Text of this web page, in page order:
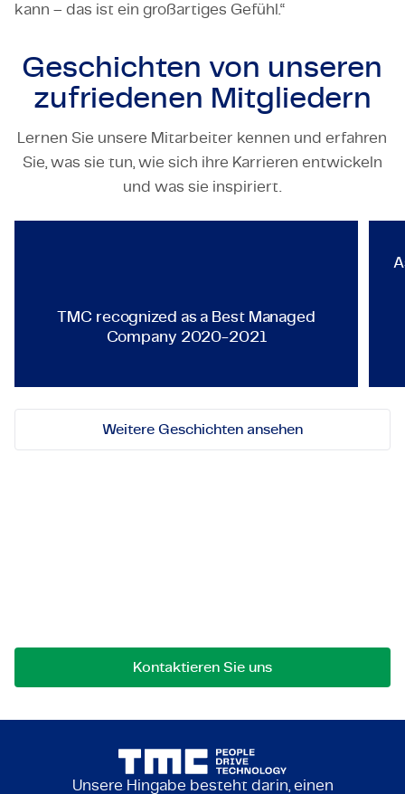
kann – das ist ein großartiges Gefühl.“
Geschichten von unseren
zufriedenen Mitgliedern
Lernen Sie unsere Mitarbeiter kennen und erfahren
Sie, was sie tun, wie sich ihre Karrieren entwickeln
und was sie inspiriert.
TECHNOLOGY & ENGINEERING
TMC recognized as a Best Managed
Company 2020-2021
Weitere Geschichten ansehen
Kontaktieren Sie uns
Unsere Hingabe besteht darin, einen